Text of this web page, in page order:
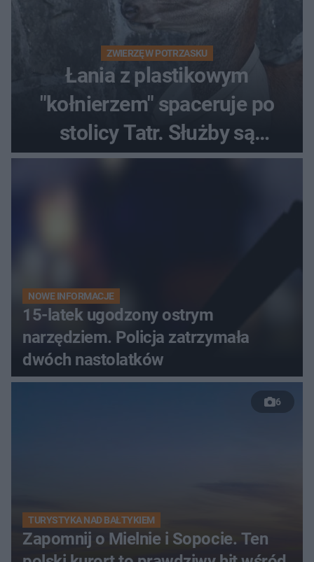
ZWIERZĘ W POTRZASKU
Łania z plastikowym
"kołnierzem" spaceruje po
stolicy Tatr. Służby są
bezradne
NOWE INFORMACJE
15-latek ugodzony ostrym
narzędziem. Policja zatrzymała
dwóch nastolatków
6
TURYSTYKA NAD BAŁTYKIEM
Zapomnij o Mielnie i Sopocie. Ten